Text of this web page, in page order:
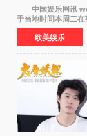
中国娱乐网讯
于当地时间本周二
顿）举办婚宴，邀请
欧美娱乐